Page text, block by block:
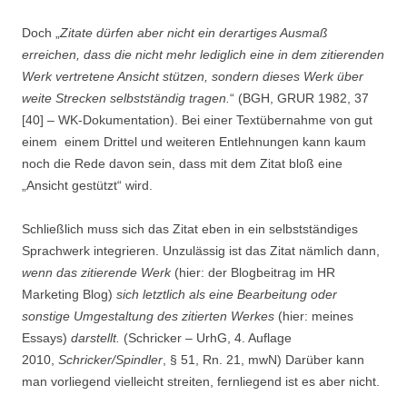
Doch „ Zitate dürfen aber nicht ein derartiges Ausmaß
erreichen, dass die nicht mehr lediglich eine in dem zitierenden
Werk vertretene Ansicht stützen, sondern dieses Werk über
weite Strecken selbstständig tragen. “ (BGH, GRUR 1982, 37
[40] – WK-Dokumentation). Bei einer Textübernahme von gut
einem einem Drittel und weiteren Entlehnungen kann kaum
noch die Rede davon sein, dass mit dem Zitat bloß eine
„Ansicht gestützt“ wird.
Schließlich muss sich das Zitat eben in ein selbstständiges
Sprachwerk integrieren. Unzulässig ist das Zitat nämlich dann,
wenn das zitierende Werk (hier: der Blogbeitrag im HR
Marketing Blog) sich letztlich als eine Bearbeitung oder
sonstige Umgestaltung des zitierten Werkes (hier: meines
Essays) darstellt. (Schricker – UrhG, 4. Auflage
2010, Schricker/Spindler , § 51, Rn. 21, mwN) Darüber kann
man vorliegend vielleicht streiten, fernliegend ist es aber nicht.